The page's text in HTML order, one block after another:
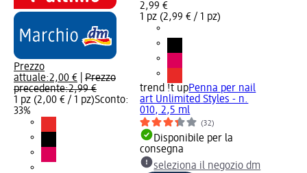
Prezzo
attuale:2,00 €
Prezzo
precedente:2,99 €
1 pz (2,00 € / 1 pz)Sconto:
33%
2,99 €
1 pz (2,99 € / 1 pz)
trend !t upPenna per nail
art Unlimited Styles - n.
010, 2,5 ml
(32)
Disponibile per la
consegna
seleziona il negozio dm